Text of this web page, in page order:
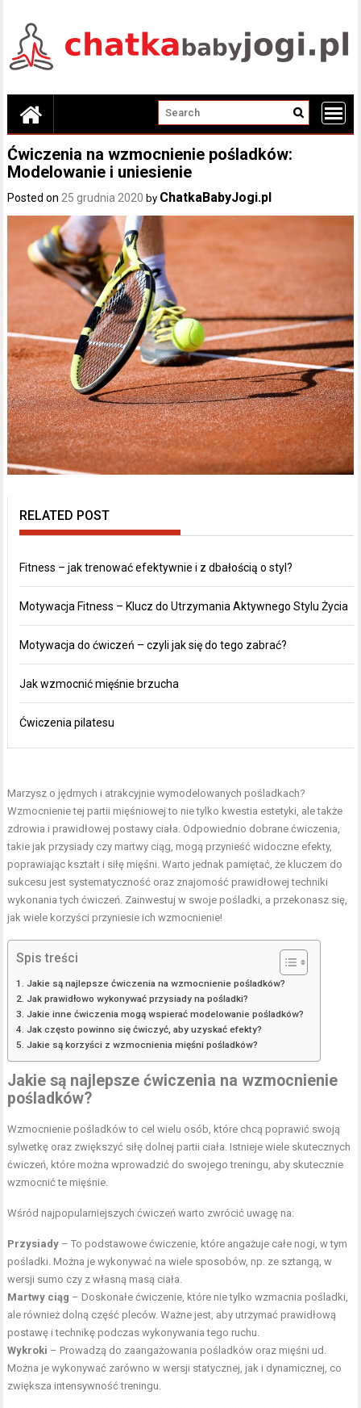
content
Ćwiczenia na wzmocnienie pośladków:
Modelowanie i uniesienie
Posted on 25 grudnia 2020 by ChatkaBabyJogi.pl
RELATED POST
Fitness – jak trenować efektywnie i z dbałością o styl?
Motywacja Fitness – Klucz do Utrzymania Aktywnego Stylu Życia
Motywacja do ćwiczeń – czyli jak się do tego zabrać?
Jak wzmocnić mięśnie brzucha
Ćwiczenia pilatesu
Marzysz o jędrnych i atrakcyjnie wymodelowanych pośladkach?
Wzmocnienie tej partii mięśniowej to nie tylko kwestia estetyki, ale także
zdrowia i prawidłowej postawy ciała. Odpowiednio dobrane ćwiczenia,
takie jak przysiady czy martwy ciąg, mogą przynieść widoczne efekty,
poprawiając kształt i siłę mięśni. Warto jednak pamiętać, że kluczem do
sukcesu jest systematyczność oraz znajomość prawidłowej techniki
wykonania tych ćwiczeń. Zainwestuj w swoje pośladki, a przekonasz się,
jak wiele korzyści przyniesie ich wzmocnienie!
Spis treści
Jakie są najlepsze ćwiczenia na wzmocnienie pośladków?
Jak prawidłowo wykonywać przysiady na pośladki?
Jakie inne ćwiczenia mogą wspierać modelowanie pośladków?
Jak często powinno się ćwiczyć, aby uzyskać efekty?
Jakie są korzyści z wzmocnienia mięśni pośladków?
Jakie są najlepsze ćwiczenia na wzmocnienie
pośladków?
Wzmocnienie pośladków to cel wielu osób, które chcą poprawić swoją
sylwetkę oraz zwiększyć siłę dolnej partii ciała. Istnieje wiele skutecznych
ćwiczeń, które można wprowadzić do swojego treningu, aby skutecznie
wzmocnić te mięśnie.
Wśród najpopularniejszych ćwiczeń warto zwrócić uwagę na:
Przysiady – To podstawowe ćwiczenie, które angażuje całe nogi, w tym
pośladki. Można je wykonywać na wiele sposobów, np. ze sztangą, w
wersji sumo czy z własną masą ciała.
Martwy ciąg – Doskonałe ćwiczenie, które nie tylko wzmacnia pośladki,
ale również dolną część pleców. Ważne jest, aby utrzymać prawidłową
postawę i technikę podczas wykonywania tego ruchu.
Wykroki – Prowadzą do zaangażowania pośladków oraz mięśni ud.
Można je wykonywać zarówno w wersji statycznej, jak i dynamicznej, co
zwiększa intensywność treningu.